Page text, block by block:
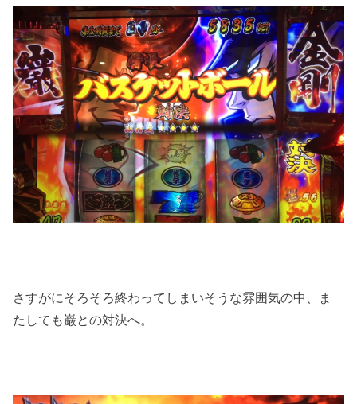
さすがにそろそろ終わってしまいそうな雰囲気の中、ま
たしても巌との対決へ。